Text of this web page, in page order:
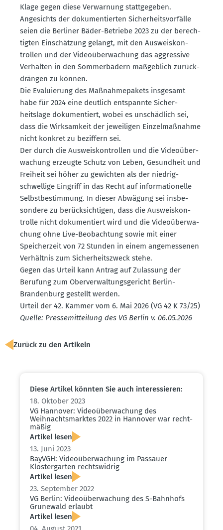
Klage gegen diese Verwarnung statt­ge­geben.
Angesichts der dokumen­tierten Sicher­heits­vor­fälle
seien die Berliner Bäder-Betriebe 2023 zu der berech­
tigten Einschätzung gelangt, mit den Ausweis­kon­
trollen und der Video­über­wa­chung das aggressive
Verhalten in den Sommer­bädern maßgeblich zurück­
drängen zu können.
Die Evalu­ierung des Maßnahme­pakets insgesamt
habe für 2024 eine deutlich entspannte Sicher­
heitslage dokumen­tiert, wobei es unschädlich sei,
dass die Wirksamkeit der jewei­ligen Einzel­maß­nahme
nicht konkret zu beziffern sei.
Der durch die Ausweis­kon­trollen und die Video­über­
wa­chung erzeugte Schutz von Leben, Gesundheit und
Freiheit sei höher zu gewichten als der niedrig­
schwellige Eingriff in das Recht auf infor­ma­tio­nelle
Selbst­be­stimmung. In dieser Abwägung sei insbe­
sondere zu berück­sich­tigen, dass die Ausweis­kon­
trolle nicht dokumen­tiert wird und die Video­über­wa­
chung ohne Live-Beobachtung sowie mit einer
Speicherzeit von 72 Stunden in einem angemes­senen
Verhältnis zum Sicher­heits­zweck stehe.
Gegen das Urteil kann Antrag auf Zulassung der
Berufung zum Oberver­wal­tungs­ge­richt Berlin-
Brandenburg gestellt werden.
Urteil der 42. Kammer vom 6. Mai 2026 (VG 42 K 73/25)
Quelle: Presse­mit­teilung des VG Berlin v. 06.05.2026
Zurück zu den Artikeln
Diese Artikel könnten Sie auch inter­es­sieren:
18. Oktober 2023
VG Hannover: Video­über­wa­chung des
Weihnachts­marktes 2022 in Hannover war recht­
mäßig
Artikel lesen
13. Juni 2023
BayVGH: Video­über­wa­chung im Passauer
Kloster­garten rechts­widrig
Artikel lesen
23. September 2022
VG Berlin: Video­über­wa­chung des S-Bahnhofs
Grunewald erlaubt
Artikel lesen